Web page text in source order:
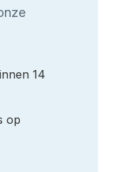
14
op